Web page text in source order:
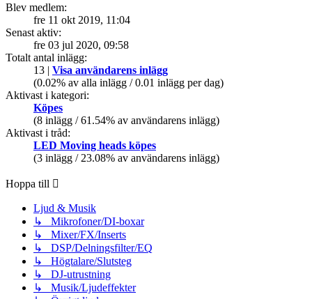
Blev medlem:
fre 11 okt 2019, 11:04
Senast aktiv:
fre 03 jul 2020, 09:58
Totalt antal inlägg:
13 | Visa användarens inlägg
(0.02% av alla inlägg / 0.01 inlägg per dag)
Aktivast i kategori:
Köpes
(8 inlägg / 61.54% av användarens inlägg)
Aktivast i tråd:
LED Moving heads köpes
(3 inlägg / 23.08% av användarens inlägg)
Hoppa till
Ljud & Musik
↳ Mikrofoner/DI-boxar
↳ Mixer/FX/Inserts
↳ DSP/Delningsfilter/EQ
↳ Högtalare/Slutsteg
↳ DJ-utrustning
↳ Musik/Ljudeffekter